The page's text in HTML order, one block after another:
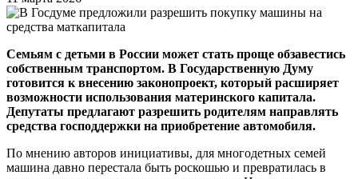
Семьям с детьми в России может стать проще обзавестись
собственным транспортом. В Государственную Думу
готовится к внесению законопроект, который расширяет
возможности использования материнского капитала.
Депутаты предлагают разрешить родителям направлять
средства господдержки на приобретение автомобиля.
По мнению авторов инициативы, для многодетных семей
машина давно перестала быть роскошью и превратилась в